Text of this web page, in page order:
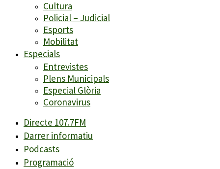
Cultura
Policial – Judicial
Esports
Mobilitat
Especials
Entrevistes
Plens Municipals
Especial Glòria
Coronavirus
Directe 107.7FM
Darrer informatiu
Podcasts
Programació